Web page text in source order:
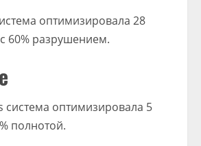
оптимизировала 28
60% разрушением.
система оптимизировала 5
полнотой.